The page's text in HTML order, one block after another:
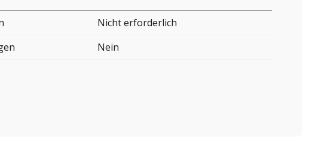
Nicht erforderlich
Nein